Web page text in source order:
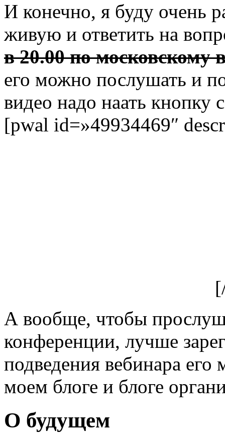
И конечно, я буду очень
живую и ответить на
в 20.00 по московскому
его можно послушать и
видео надо наать кнопку
[pwal id=»49934469″
А вообще, чтобы
конференции, лучше
подведения вебинара
моем блоге и блоге
О будущем